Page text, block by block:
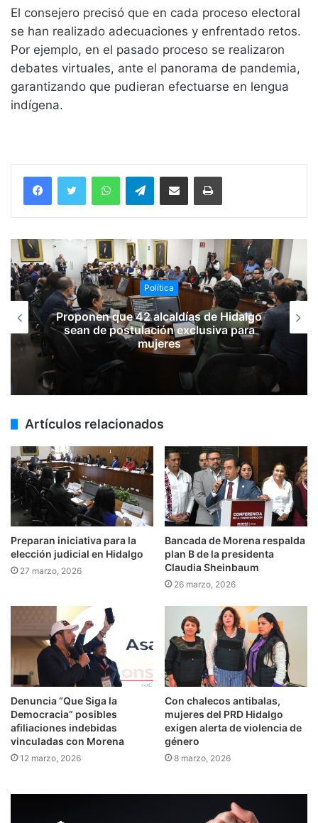
El consejero precisó que en cada proceso electoral
se han realizado adecuaciones y enfrentado retos.
Por ejemplo, en el pasado proceso se realizaron
debates virtuales, ante el panorama de pandemia,
garantizando que pudieran efectuarse en lengua
indígena.
WhatsAppTelegramCompartir vía email Imprimir
Política
Proponen que 42 alcaldías de Hidalgo
sean de postulación exclusiva para
mujeres
Artículos relacionados
Preparan iniciativa para la
elección judicial en Hidalgo
27 marzo, 2026
Bancada de Morena respalda
plan B de la presidenta
Claudia Sheinbaum
26 marzo, 2026
Denuncia “Que Siga la
Democracia” posibles
afiliaciones indebidas
vinculadas con Morena
12 marzo, 2026
Con chalecos antibalas,
mujeres del PRD Hidalgo
exigen alerta de violencia de
género
8 marzo, 2026